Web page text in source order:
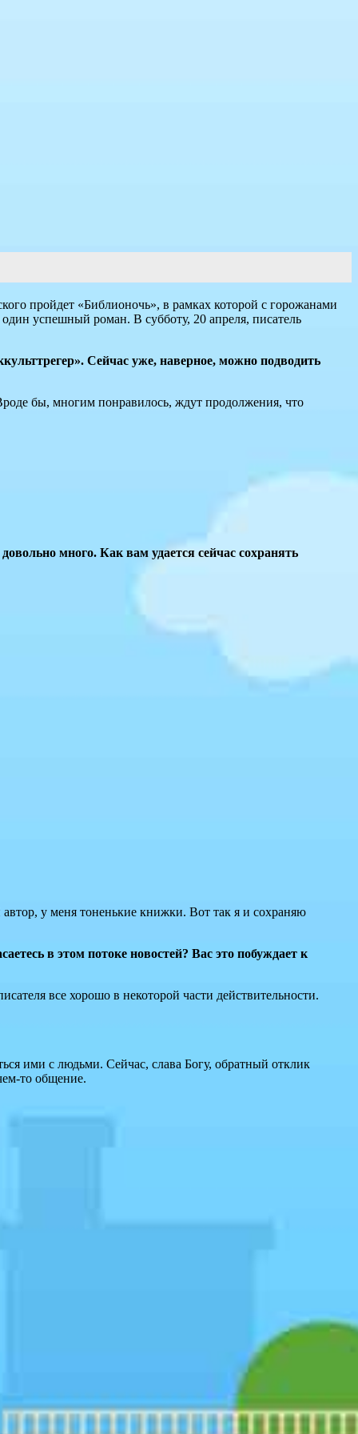
пройдет «Библионочь», в рамках которой с горожанами
успешный роман. В субботу, 20 апреля, писатель
Сейчас уже, наверное, можно подводить
бы, многим понравилось, ждут продолжения, что
много. Как вам удается сейчас сохранять
у меня тоненькие книжки. Вот так я и сохраняю
в этом потоке новостей? Вас это побуждает к
все хорошо в некоторой части действительности.
ими с людьми. Сейчас, слава Богу, обратный отклик
то общение.